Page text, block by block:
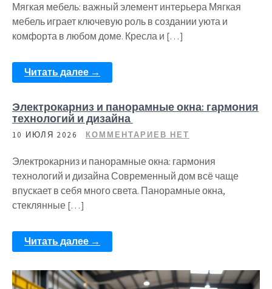
Мягкая мебель: важный элемент интерьера Мягкая
мебель играет ключевую роль в создании уюта и
комфорта в любом доме. Кресла и […]
Читать далее →
Электрокарниз и панорамные окна: гармония
технологий и дизайна
10 ИЮЛЯ 2026 КОММЕНТАРИЕВ НЕТ
Электрокарниз и панорамные окна: гармония
технологий и дизайна Современный дом всё чаще
впускает в себя много света. Панорамные окна,
стеклянные […]
Читать далее →